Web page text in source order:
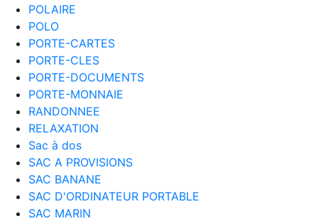
POLAIRE
POLO
PORTE-CARTES
PORTE-CLES
PORTE-DOCUMENTS
PORTE-MONNAIE
RANDONNEE
RELAXATION
Sac à dos
SAC A PROVISIONS
SAC BANANE
SAC D'ORDINATEUR PORTABLE
SAC MARIN